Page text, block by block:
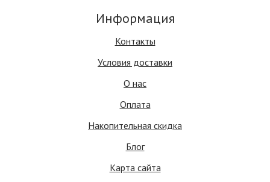
Информация
Контакты
Условия доставки
О нас
Оплата
Накопительная скидка
Блог
Карта сайта